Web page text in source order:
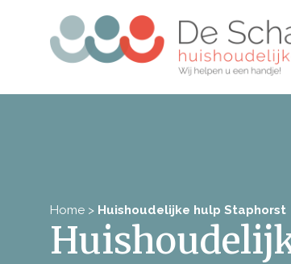
Home > Huishoudelijke hulp Staphorst